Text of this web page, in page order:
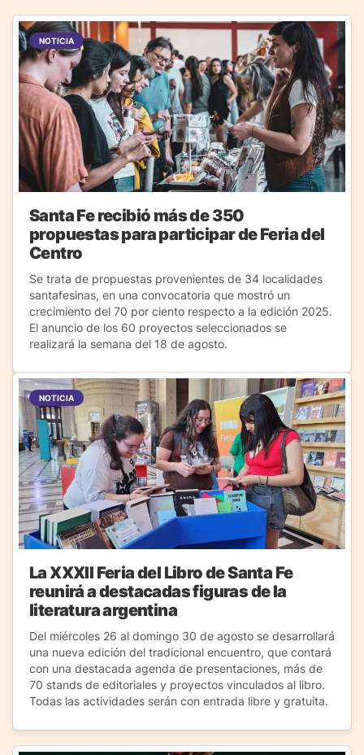
NOTICIA
Santa Fe recibió más de 350
propuestas para participar de Feria del
Centro
Se trata de propuestas provenientes de 34 localidades
santafesinas, en una convocatoria que mostró un
crecimiento del 70 por ciento respecto a la edición 2025.
El anuncio de los 60 proyectos seleccionados se
realizará la semana del 18 de agosto.
NOTICIA
La XXXII Feria del Libro de Santa Fe
reunirá a destacadas figuras de la
literatura argentina
Del miércoles 26 al domingo 30 de agosto se desarrollará
una nueva edición del tradicional encuentro, que contará
con una destacada agenda de presentaciones, más de
70 stands de editoriales y proyectos vinculados al libro.
Todas las actividades serán con entrada libre y gratuita.